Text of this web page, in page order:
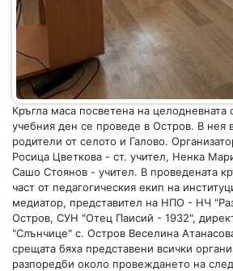
Кръгла маса посветена на целодневната
учебния ден се проведе в Остров. В нея
родители от селото и Галово.
Росица Цветкова - ст. учител, Ненка
Сашо Стоянов - учител. В проведената
част от педагогическия екип на
медиатор, представител на НПО - НЧ
Остров, СУН "Отец Паисий - 1932",
"Слънчице" с. Остров Веселина
срещата бяха представени всички
разпоредби около провеждането на